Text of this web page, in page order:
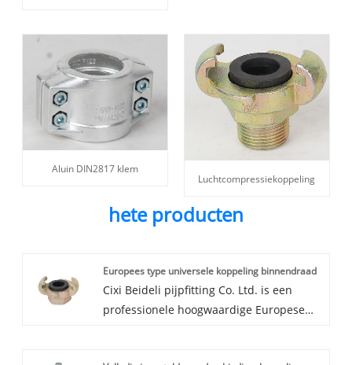
Aluin DIN2817 klem
Luchtcompressiekoppeling
hete producten
Europees type universele koppeling binnendraad
Cixi Beideli pijpfitting Co. Ltd. is een
professionele hoogwaardige Europese